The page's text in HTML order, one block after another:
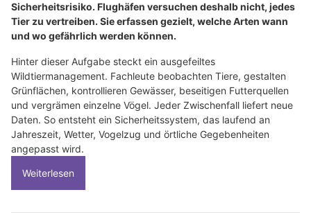
Sicherheitsrisiko. Flughäfen versuchen deshalb nicht, jedes
Tier zu vertreiben. Sie erfassen gezielt, welche Arten wann
und wo gefährlich werden können.
Hinter dieser Aufgabe steckt ein ausgefeiltes
Wildtiermanagement. Fachleute beobachten Tiere, gestalten
Grünflächen, kontrollieren Gewässer, beseitigen Futterquellen
und vergrämen einzelne Vögel. Jeder Zwischenfall liefert neue
Daten. So entsteht ein Sicherheitssystem, das laufend an
Jahreszeit, Wetter, Vogelzug und örtliche Gegebenheiten
angepasst wird.
Weiterlesen